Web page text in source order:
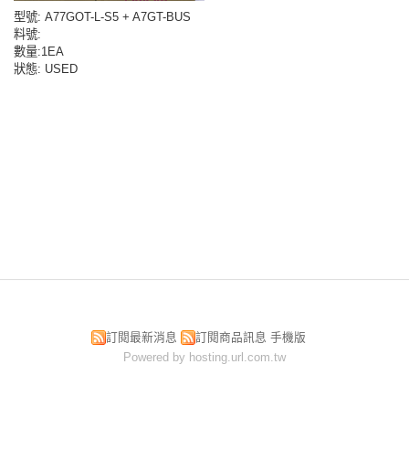
型號: A77GOT-L-S5 + A7GT-BUS
料號:
數量:1EA
狀態: USED
訂閱最新消息 訂閱商品訊息 手機版
Powered by hosting.url.com.tw